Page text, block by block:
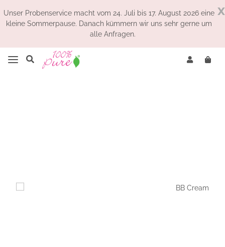
x
Unser Probenservice macht vom 24. Juli bis 17. August 2026 eine
kleine Sommerpause. Danach kümmern wir uns sehr gerne um
alle Anfragen.